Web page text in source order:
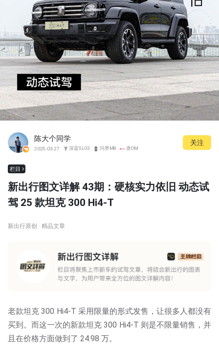
陈大个同学
2025-03-27 深蓝SL03 问界M8 唐DM
关注
栏目
新出行图文详解 43期：硬核实力依旧 动态试
驾 25 款坦克 300 Hi4-T
新出行原创 · 精品文章
老款坦克 300 Hi4-T 采用限量的形式发售，让很多人都没有
买到。而这一次的新款坦克 300 Hi4-T 则是不限量销售，并
且在价格方面做到了 24.98 万。